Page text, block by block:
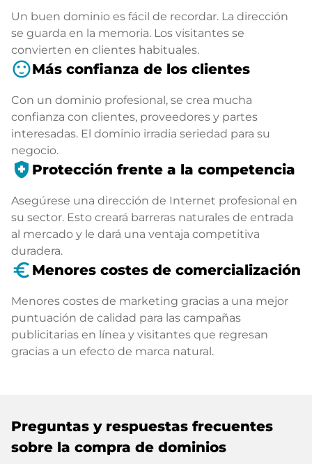
Un buen dominio es fácil de recordar. La dirección
se guarda en la memoria. Los visitantes se
convierten en clientes habituales.
sentiment_satisfiedMás confianza de los clientes
Con un dominio profesional, se crea mucha
confianza con clientes, proveedores y partes
interesadas. El dominio irradia seriedad para su
negocio.
health_and_safety Protección frente a la competencia
Asegúrese una dirección de Internet profesional en
su sector. Esto creará barreras naturales de entrada
al mercado y le dará una ventaja competitiva
duradera.
euro_symbol Menores costes de comercialización
Menores costes de marketing gracias a una mejor
puntuación de calidad para las campañas
publicitarias en línea y visitantes que regresan
gracias a un efecto de marca natural.
Preguntas y respuestas frecuentes
sobre la compra de dominios